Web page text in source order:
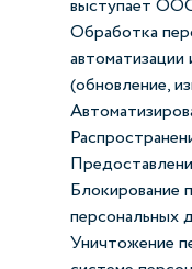
выступает
Обработка
(обновление,
Блокирование
персональных
Уничтожение